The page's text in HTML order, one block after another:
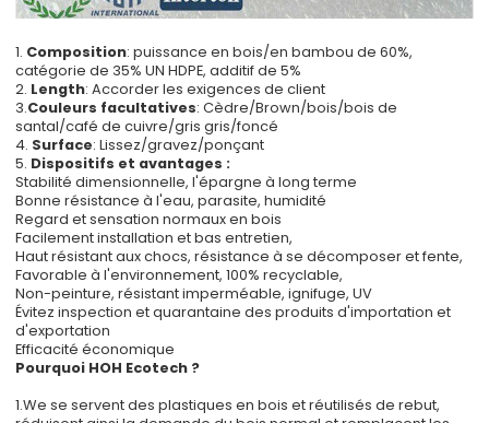
1. Composition: puissance en bois/en bambou de 60%,
catégorie de 35% UN HDPE, additif de 5%
2. Length: Accorder les exigences de client
3.Couleurs facultatives: Cèdre/Brown/bois/bois de
santal/café de cuivre/gris gris/foncé
4. Surface: Lissez/gravez/ponçant
5. Dispositifs et avantages :
Stabilité dimensionnelle, l'épargne à long terme
Bonne résistance à l'eau, parasite, humidité
Regard et sensation normaux en bois
Facilement installation et bas entretien,
Haut résistant aux chocs, résistance à se décomposer et fente,
Favorable à l'environnement, 100% recyclable,
Non-peinture, résistant imperméable, ignifuge, UV
Évitez inspection et quarantaine des produits d'importation et
d'exportation
Efficacité économique
Pourquoi HOH Ecotech ?
1.We se servent des plastiques en bois et réutilisés de rebut,